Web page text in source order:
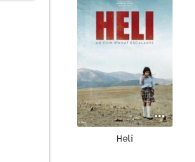
Heli